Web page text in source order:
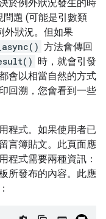
於例外狀況發生的時
問題 (可能是引數類
外狀況。但如果
_async() 方法會傳回
時，就會引發
會以相當自然的方式
回溯，您會看到一些
程式。如果使用者已
言簿貼文。此頁面應
程式需要兩種資訊：
所發布的內容。此應